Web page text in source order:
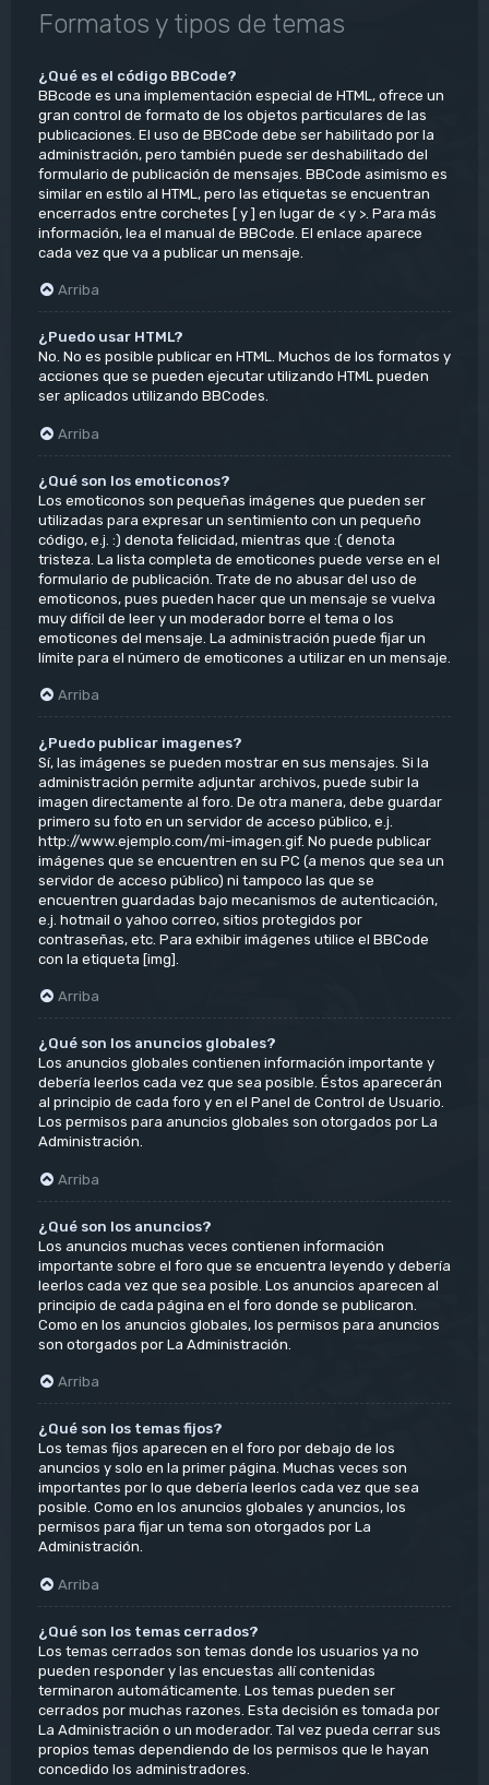
Formatos y tipos de temas
¿Qué es el código BBCode?
BBcode es una implementación especial de HTML, ofrece un
gran control de formato de los objetos particulares de las
publicaciones. El uso de BBCode debe ser habilitado por la
administración, pero también puede ser deshabilitado del
formulario de publicación de mensajes. BBCode asimismo es
similar en estilo al HTML, pero las etiquetas se encuentran
encerrados entre corchetes [ y ] en lugar de < y >. Para más
información, lea el manual de BBCode. El enlace aparece
cada vez que va a publicar un mensaje.
Arriba
¿Puedo usar HTML?
No. No es posible publicar en HTML. Muchos de los formatos y
acciones que se pueden ejecutar utilizando HTML pueden
ser aplicados utilizando BBCodes.
Arriba
¿Qué son los emoticonos?
Los emoticonos son pequeñas imágenes que pueden ser
utilizadas para expresar un sentimiento con un pequeño
código, e.j. :) denota felicidad, mientras que :( denota
tristeza. La lista completa de emoticones puede verse en el
formulario de publicación. Trate de no abusar del uso de
emoticonos, pues pueden hacer que un mensaje se vuelva
muy difícil de leer y un moderador borre el tema o los
emoticones del mensaje. La administración puede fijar un
límite para el número de emoticones a utilizar en un mensaje.
Arriba
¿Puedo publicar imagenes?
Sí, las imágenes se pueden mostrar en sus mensajes. Si la
administración permite adjuntar archivos, puede subir la
imagen directamente al foro. De otra manera, debe guardar
primero su foto en un servidor de acceso público, e.j.
http://www.ejemplo.com/mi-imagen.gif. No puede publicar
imágenes que se encuentren en su PC (a menos que sea un
servidor de acceso público) ni tampoco las que se
encuentren guardadas bajo mecanismos de autenticación,
e.j. hotmail o yahoo correo, sitios protegidos por
contraseñas, etc. Para exhibir imágenes utilice el BBCode
con la etiqueta [img].
Arriba
¿Qué son los anuncios globales?
Los anuncios globales contienen información importante y
debería leerlos cada vez que sea posible. Éstos aparecerán
al principio de cada foro y en el Panel de Control de Usuario.
Los permisos para anuncios globales son otorgados por La
Administración.
Arriba
¿Qué son los anuncios?
Los anuncios muchas veces contienen información
importante sobre el foro que se encuentra leyendo y debería
leerlos cada vez que sea posible. Los anuncios aparecen al
principio de cada página en el foro donde se publicaron.
Como en los anuncios globales, los permisos para anuncios
son otorgados por La Administración.
Arriba
¿Qué son los temas fijos?
Los temas fijos aparecen en el foro por debajo de los
anuncios y solo en la primer página. Muchas veces son
importantes por lo que debería leerlos cada vez que sea
posible. Como en los anuncios globales y anuncios, los
permisos para fijar un tema son otorgados por La
Administración.
Arriba
¿Qué son los temas cerrados?
Los temas cerrados son temas donde los usuarios ya no
pueden responder y las encuestas allí contenidas
terminaron automáticamente. Los temas pueden ser
cerrados por muchas razones. Esta decisión es tomada por
La Administración o un moderador. Tal vez pueda cerrar sus
propios temas dependiendo de los permisos que le hayan
concedido los administradores.